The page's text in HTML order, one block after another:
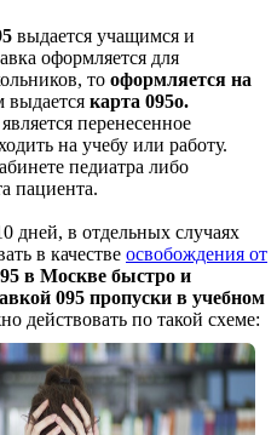
выдается учащимся и
оформляется для
то оформляется на
карта 095о.
перенесенное
на учебу или работу.
педиатра либо
пациента.
дней, в отдельных случаях
в качестве освобождения от
в Москве быстро и
095 пропуски в учебном
действовать по такой схеме: